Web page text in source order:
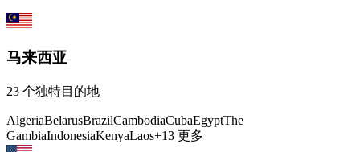
马来西亚
23 个独特目的地
AlgeriaBelarusBrazilCambodiaCubaEgyptThe
GambiaIndonesiaKenyaLaos+13 更多